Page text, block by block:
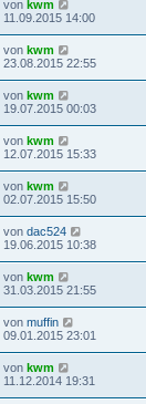
von kwm
11.09.2015 14:00
von kwm
23.08.2015 22:55
von kwm
19.07.2015 00:03
von kwm
12.07.2015 15:33
von kwm
02.07.2015 15:50
von dac524
19.06.2015 10:38
von kwm
31.03.2015 21:55
von muffin
09.01.2015 23:01
von kwm
11.12.2014 19:31